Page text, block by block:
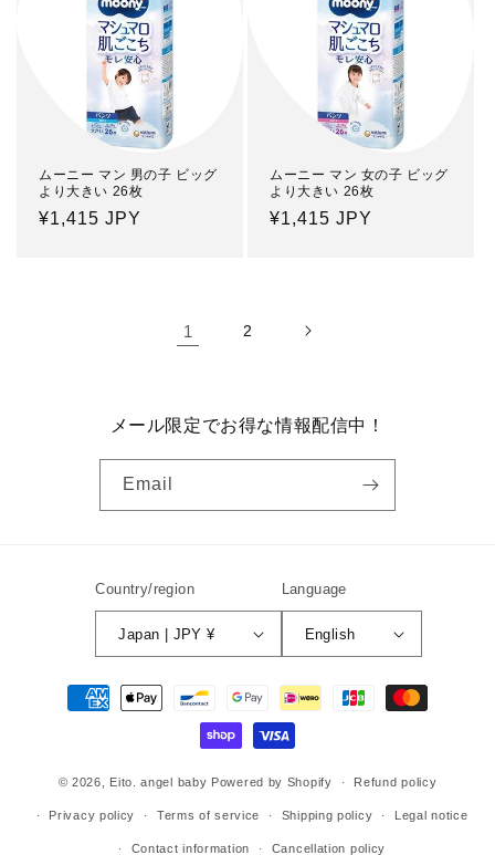
ムーニー マン 男の子 ビッグ
より大きい 26枚
Regular
¥1,415 JPY
ムーニー マン 女の子 ビッグ
より大きい 26枚
Regular
¥1,415 JPY
1 2
メール限定でお得な情報配信中！
Email
Country/region
Japan | JPY ¥
Language
English
Payment
methods
© 2026, Eito. angel baby Powered by Shopify Refund policy
Privacy policy Terms of service Shipping policy Legal notice
Contact information Cancellation policy